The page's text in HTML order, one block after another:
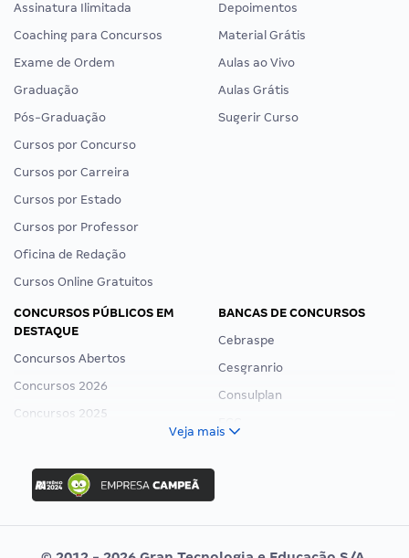
Assinatura Ilimitada
Coaching para Concursos
Exame de Ordem
Graduação
Pós-Graduação
Cursos por Concurso
Cursos por Carreira
Cursos por Estado
Cursos por Professor
Oficina de Redação
Cursos Online Gratuitos
Depoimentos
Material Grátis
Aulas ao Vivo
Aulas Grátis
Sugerir Curso
CONCURSOS PÚBLICOS EM
DESTAQUE
Concursos Abertos
Concursos 2026
Concursos 2025
Concurso Ibama
Concurso MPU
Editais publicados
BANCAS DE CONCURSOS
Cebraspe
Cesgranrio
Consulplan
Veja mais